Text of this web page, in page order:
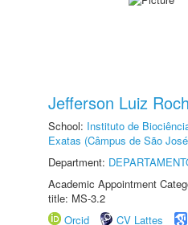
Jefferson Luiz
School: Instituto de
Exatas (Câmpus de São
Department:
Academic Appointment
title: MS-3.2
Orcid
CV Lattes